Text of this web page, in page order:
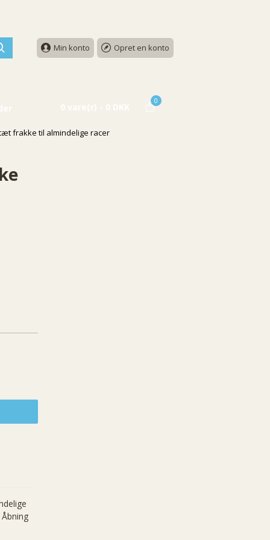
Min konto Opret en konto
0
frakke til almindelige racer